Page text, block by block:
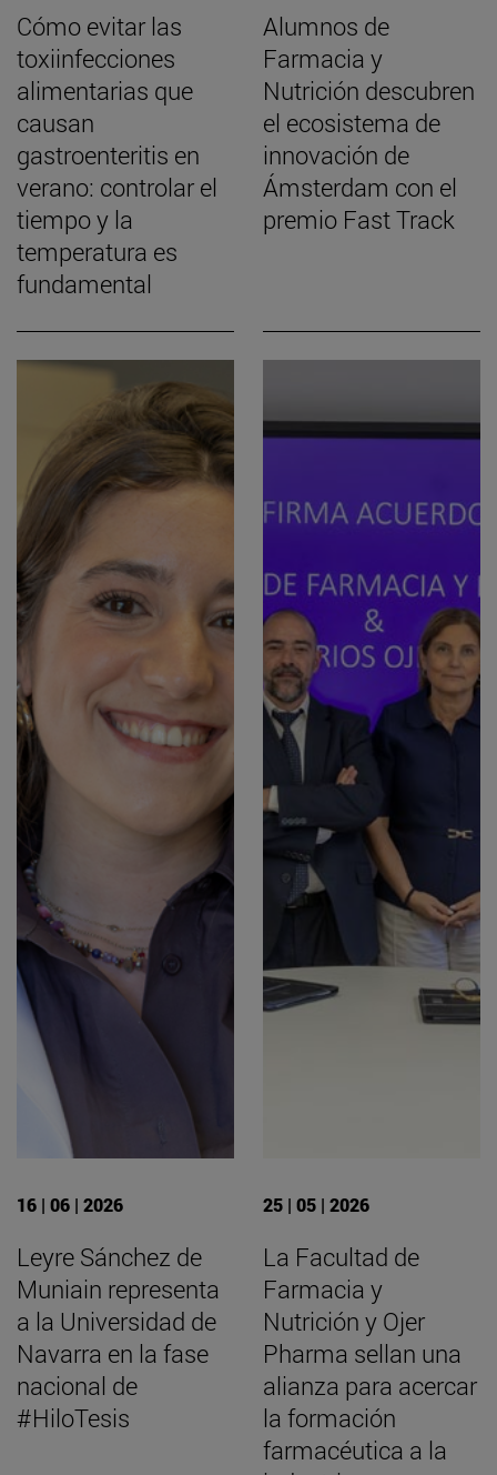
Cómo evitar las
toxiinfecciones
alimentarias que
causan
gastroenteritis en
verano: controlar el
tiempo y la
temperatura es
fundamental
Alumnos de
Farmacia y
Nutrición descubren
el ecosistema de
innovación de
Ámsterdam con el
premio Fast Track
16 | 06 | 2026
Leyre Sánchez de
Muniain representa
a la Universidad de
Navarra en la fase
nacional de
#HiloTesis
25 | 05 | 2026
La Facultad de
Farmacia y
Nutrición y Ojer
Pharma sellan una
alianza para acercar
la formación
farmacéutica a la